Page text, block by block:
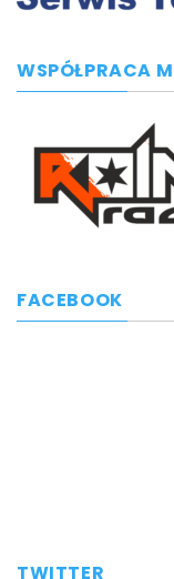
WSPÓŁPRACA
FACEBOOK
TWITTER